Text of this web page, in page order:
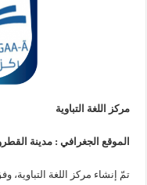
مركز اللغة التباوية
الموقع